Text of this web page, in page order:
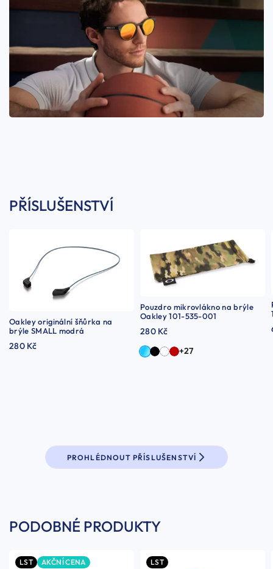
PŘÍSLUŠENSTVÍ
Oakley originální šňůrka na
brýle SMALL modrá
280 Kč
Pouzdro mikrovlákno na brýle
Oakley 101-535-001
280 Kč
+27
PROHLÉDNOUT PŘÍSLUŠENSTVÍ
PODOBNÉ PRODUKTY
LST AKČNÍ CENA LST